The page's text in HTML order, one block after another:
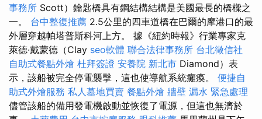
事務所 Scott）鑰匙橋具有鋼結構結構是美國最長的橋樑之
一。 台中整復推薦 2.5公里的四車道橋在巴爾的摩港口的最
外層穿越帕塔普斯科河上方。 據《紐約時報》行業專家克
萊德·戴蒙德（Clay seo軟體 聯合法律事務所 台北徵信社
自助式餐點外燴 杜拜簽證 安養院 新北市 Diamond）表
示，該船被完全停電襲擊，這也使導航系統癱瘓。 便捷自
助式外燴服務 私人墓地買賣 餐點外燴 牆壁 漏水 緊急處理
儘管該船的備用發電機啟動並恢復了電源，但這也無濟於